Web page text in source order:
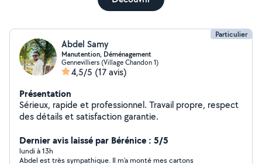
Particulier
Abdel Samy
Manutention, Déménagement
Gennevilliers (Village Chandon 1)
4,5/5 (17 avis)
Présentation
Sérieux, rapide et professionnel. Travail propre, respect
des détails et satisfaction garantie.
Dernier avis laissé par Bérénice : 5/5
lundi à 13h
Abdel est très sympathique. Il m’a monté mes cartons